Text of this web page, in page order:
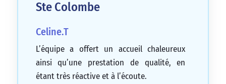
Ste Colombe
Celine.T
L’équipe a offert un accueil chaleureux
ainsi qu’une prestation de qualité, en
étant très réactive et à l’écoute.